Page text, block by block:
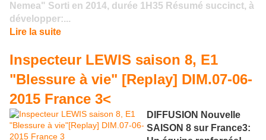
Nemea" Sorti en 2014, durée 1H35 Résumé succinct, à
développer:...
Lire la suite
Inspecteur LEWIS saison 8, E1
"Blessure à vie" [Replay] DIM.07-06-
2015 France 3<
DIFFUSION Nouvelle
SAISON 8 sur France3: